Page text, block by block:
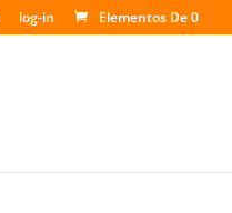
log-in Elementos De 0